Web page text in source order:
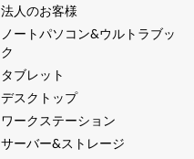
法人のお客様
ノートパソコン&ウルトラブッ
ク
タブレット
デスクトップ
ワークステーション
サーバー&ストレージ